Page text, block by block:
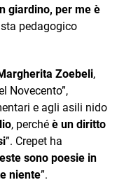
giardino, per me è
pedagogico
Zoebeli,
Novecento”,
e agli asili nido
, perché è un diritto
”. Crepet ha
sono poesie in
niente”.